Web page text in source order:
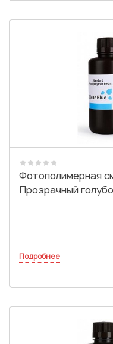
Фотополимерная
Прозрачный
Подробнее